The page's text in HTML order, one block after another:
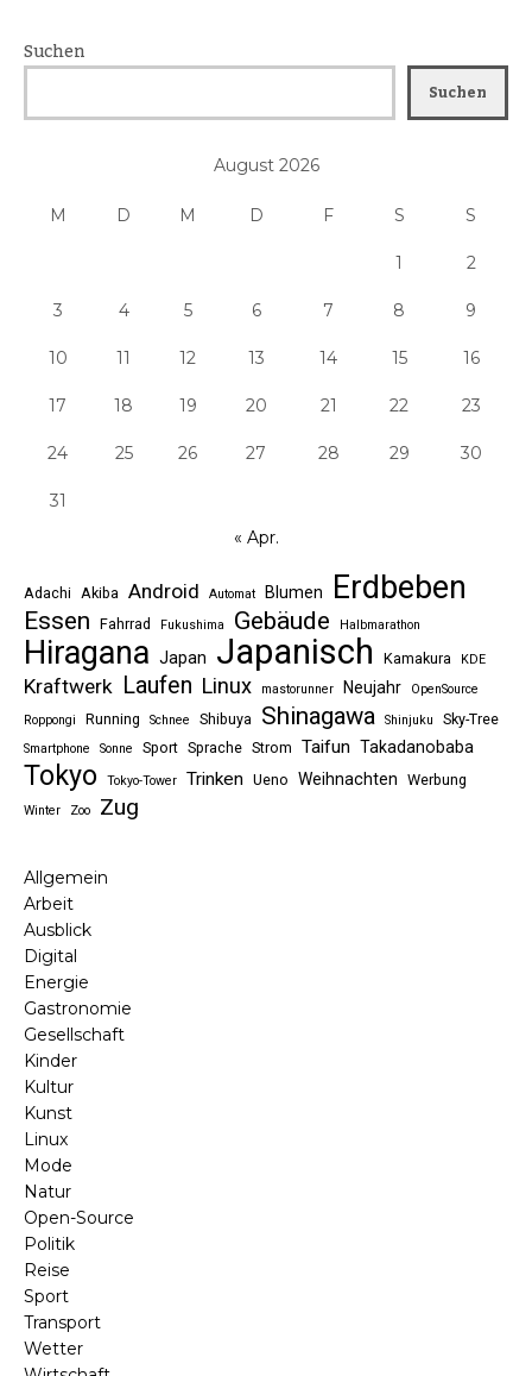
Suchen
Suchen
August 2026
M D M D F S S
1 2
3 4 5 6 7 8 9
10 11 12 13 14 15 16
17 18 19 20 21 22 23
24 25 26 27 28 29 30
31
« Apr.
Adachi Akiba Android Automat Blumen Erdbeben
Essen Fahrrad Fukushima Gebäude Halbmarathon
Hiragana Japan Japanisch Kamakura KDE
Kraftwerk Laufen Linux mastorunner Neujahr
OpenSource
Roppongi
Running Schnee Shibuya Shinagawa Shinjuku Sky-Tree
Smartphone Sonne Sport Sprache Strom Taifun Takadanobaba
Tokyo Tokyo-Tower Trinken Ueno Weihnachten Werbung
Winter Zoo Zug
Allgemein
Arbeit
Ausblick
Digital
Energie
Gastronomie
Gesellschaft
Kinder
Kultur
Kunst
Linux
Mode
Natur
Open-Source
Politik
Reise
Sport
Transport
Wetter